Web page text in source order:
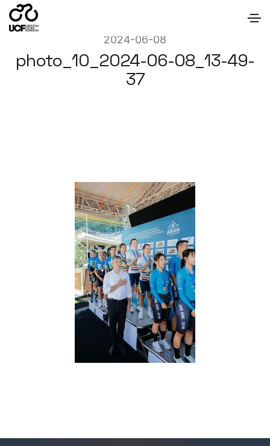
2024-06-08
photo_10_2024-06-08_13-49-
37